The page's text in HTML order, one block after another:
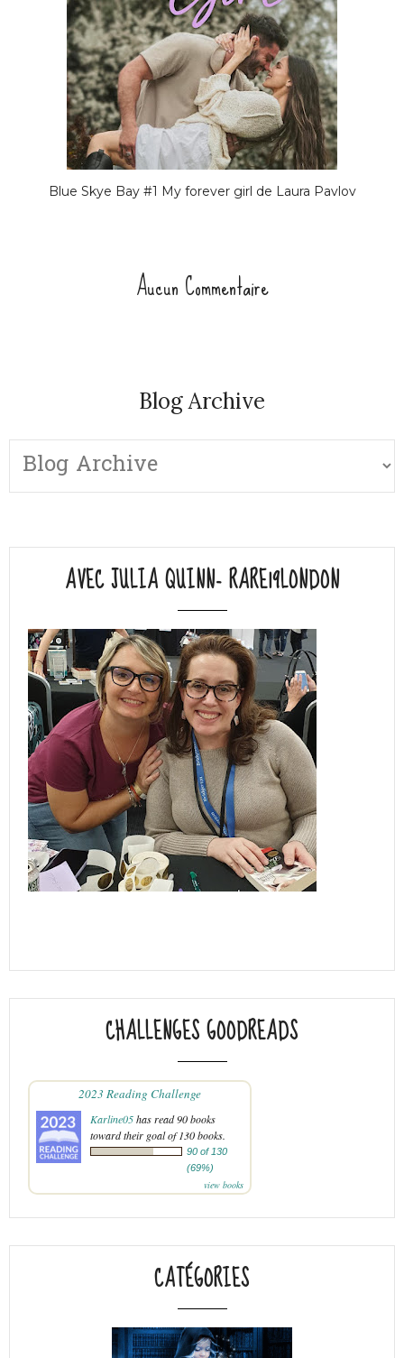
Blue Skye Bay #1 My forever girl de Laura Pavlov
Aucun Commentaire
Blog Archive
AVEC JULIA QUINN- RARE19LONDON
CHALLENGES GOODREADS
2023 Reading Challenge
Karline05has read 90 books
toward their goal of 130 books.
90 of 130
(69%)
view books
CATÉGORIES